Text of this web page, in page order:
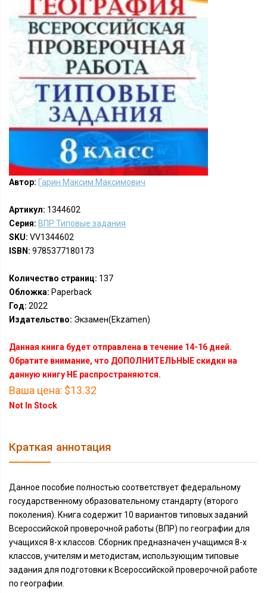
Автор: Гарин Максим Максимович
Артикул: 1344602
Серия: ВПР Типовые задания
SKU: VV1344602
ISBN: 9785377180173
Количество страниц: 137
Обложка: Paperback
Год: 2022
Издательство: Экзамен(Ekzamen)
Данная книга будет отправлена в течение 14-16 дней.
Обратите внимание, что ДОПОЛНИТЕЛЬНЫЕ скидки на
данную книгу НЕ распространяются.
Ваша цена: $13.32
Not In Stock
Краткая аннотация
Данное пособие полностью соответствует федеральному
государственному образовательному стандарту (второго
поколения). Книга содержит 10 вариантов типовых заданий
Всероссийской проверочной работы (ВПР) по географии для
учащихся 8-х классов. Сборник предназначен учащимся 8-х
классов, учителям и методистам, использующим типовые
задания для подготовки к Всероссийской проверочной работе
по географии.